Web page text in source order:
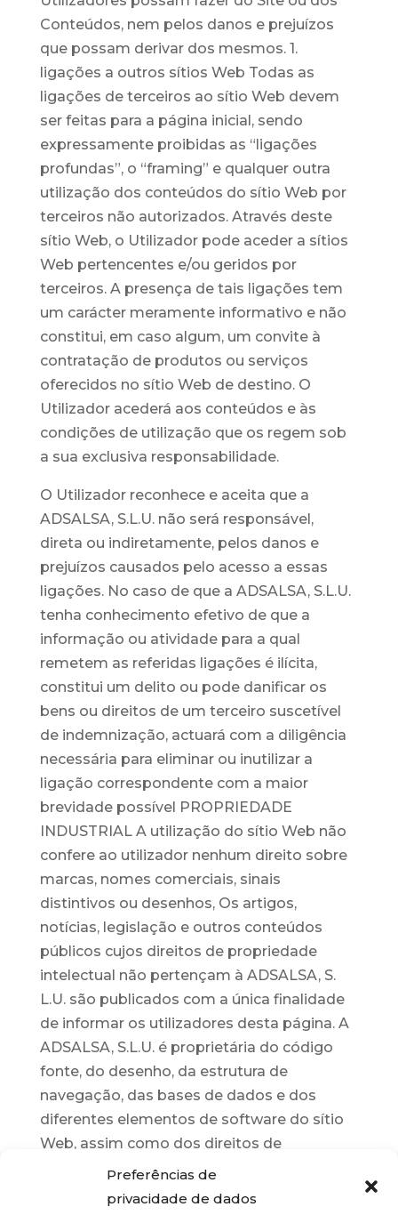
Preferências de
privacidade de dados
Conteúdos, nem pelos danos e prejuízos
que possam derivar dos mesmos. 1.
ligações a outros sítios Web Todas as
ligações de terceiros ao sítio Web devem
ser feitas para a página inicial, sendo
expressamente proibidas as “ligações
profundas”, o “framing” e qualquer outra
utilização dos conteúdos do sítio Web por
terceiros não autorizados. Através deste
sítio Web, o Utilizador pode aceder a sítios
Web pertencentes e/ou geridos por
terceiros. A presença de tais ligações tem
um carácter meramente informativo e não
constitui, em caso algum, um convite à
contratação de produtos ou serviços
oferecidos no sítio Web de destino. O
Utilizador acederá aos conteúdos e às
condições de utilização que os regem sob
a sua exclusiva responsabilidade.
O Utilizador reconhece e aceita que a
ADSALSA, S.L.U. não será responsável,
direta ou indiretamente, pelos danos e
prejuízos causados pelo acesso a essas
ligações. No caso de que a ADSALSA, S.L.U.
tenha conhecimento efetivo de que a
informação ou atividade para a qual
remetem as referidas ligações é ilícita,
constitui um delito ou pode danificar os
bens ou direitos de um terceiro suscetível
de indemnização, actuará com a diligência
necessária para eliminar ou inutilizar a
ligação correspondente com a maior
brevidade possível PROPRIEDADE
INDUSTRIAL A utilização do sítio Web não
confere ao utilizador nenhum direito sobre
marcas, nomes comerciais, sinais
distintivos ou desenhos, Os artigos,
notícias, legislação e outros conteúdos
públicos cujos direitos de propriedade
intelectual não pertençam à ADSALSA, S.
L.U. são publicados com a única finalidade
de informar os utilizadores desta página. A
ADSALSA, S.L.U. é proprietária do código
fonte, do desenho, da estrutura de
navegação, das bases de dados e dos
diferentes elementos de software do sítio
Web, assim como dos direitos de
propriedade industrial e intelectual relativos
aos conteúdos incluídos no mesmo.